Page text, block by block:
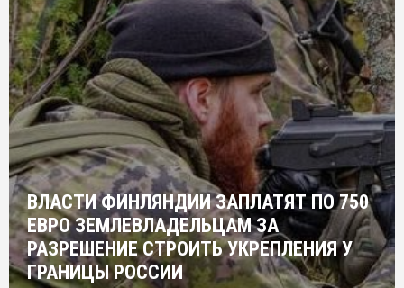
ВЛАСТИ ФИНЛЯНДИИ ЗАПЛАТЯТ ПО 750
ЕВРО ЗЕМЛЕВЛАДЕЛЬЦАМ ЗА
РАЗРЕШЕНИЕ СТРОИТЬ УКРЕПЛЕНИЯ У
ГРАНИЦЫ РОССИИ